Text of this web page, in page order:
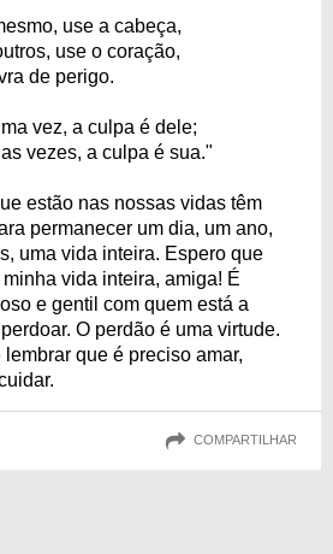
use a cabeça,
use o coração,
de perigo.
vez, a culpa é dele;
vezes, a culpa é sua."
estão nas nossas vidas têm
permanecer um dia, um ano,
uma vida inteira. Espero que
vida inteira, amiga! É
e gentil com quem está a
O perdão é uma virtude.
que é preciso amar,
COMPARTILHAR